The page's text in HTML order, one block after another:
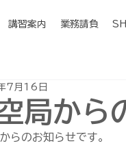
講習案内 業務請負
局から
7月16日
らのお知らせです。